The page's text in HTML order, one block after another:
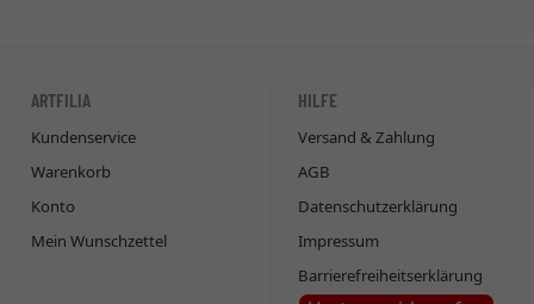
ARTFILIA
Kundenservice
Warenkorb
Konto
Mein Wunschzettel
HILFE
Versand & Zahlung
AGB
Datenschutzerklärung
Impressum
Barrierefreiheitserklärung